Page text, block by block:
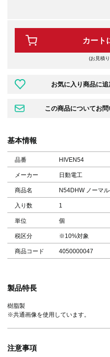
カート
(お見積
基本情報
品番 HIVEN54
メーカー 日動電工
商品名 N54DHW ノーマ
入り数 1
単位 個
税区分 ※10%対象
商品コード 4050000047
製品特長
樹脂製
※共通画像を使用しています。
注意事項